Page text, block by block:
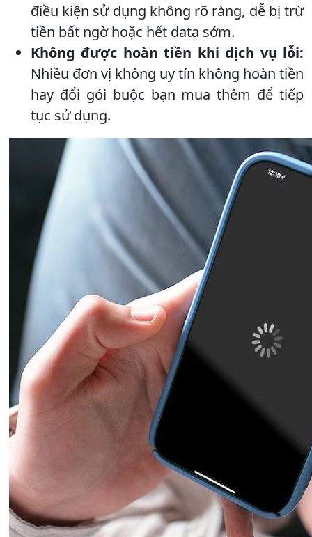
điều kiện sử dụng không rõ ràng, dễ bị trừ
tiền bất ngờ hoặc hết data sớm.
Không được hoàn tiền khi dịch vụ lỗi:
Nhiều đơn vị không uy tín không hoàn tiền
hay đổi gói buộc bạn mua thêm để tiếp
tục sử dụng.